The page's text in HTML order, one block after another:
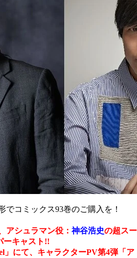
でコミックス93巻のご購入を！
アシュラマン役：神谷浩史の超スー
ーキャスト!!
」にて、キャラクターPV第4弾「ア